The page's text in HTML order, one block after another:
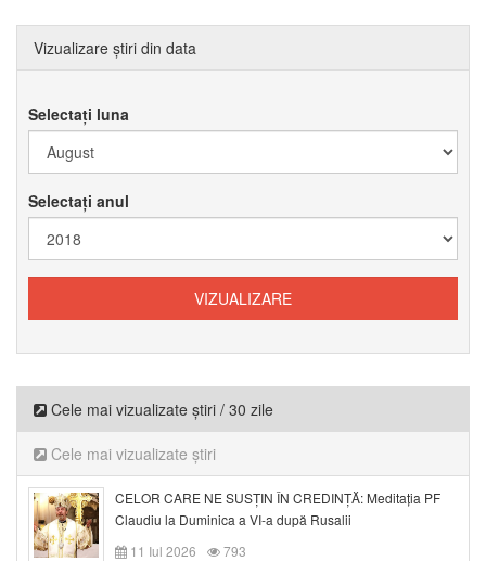
Vizualizare știri din data
Selectați luna
Selectați anul
Cele mai vizualizate știri / 30 zile
Cele mai vizualizate știri
CELOR CARE NE SUSȚIN ÎN CREDINȚĂ: Meditația PF
Claudiu la Duminica a VI-a după Rusalii
11 Iul 2026
793